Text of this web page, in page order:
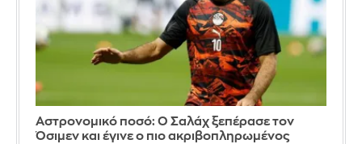
Αστρονομικό ποσό: Ο Σαλάχ ξεπέρασε τον
Όσιμεν και έγινε ο πιο ακριβοπληρωμένος